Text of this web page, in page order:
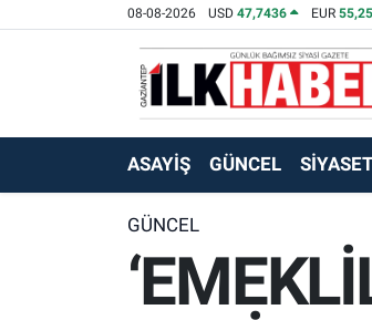
08-08-2026 USD47,7436 EUR
ASAYİŞ GÜNCEL
GÜNCEL
EKONOMİ
SİYASET
SAĞLIK
TEKNOLOJİ
Beyoğlu Hava Durumu
Beyoğlu Trafik Yoğunluk Haritası
Süper Lig Puan Durumu ve Fikstür
Tüm Manşetler
Son Dakika Haberleri